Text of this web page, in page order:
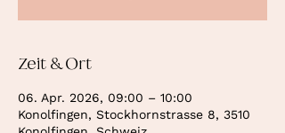
Zeit & Ort
06. Apr. 2026, 09:00 – 10:00
Konolfingen, Stockhornstrasse 8, 3510